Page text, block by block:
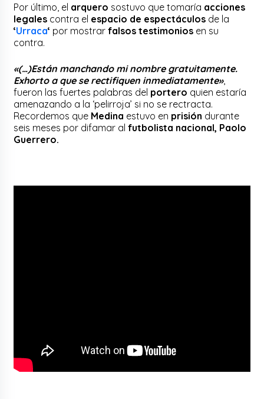
Por último, el arquero sostuvo que tomaría acciones
legales contra el espacio de espectáculos de la
‘Urraca‘ por mostrar falsos testimonios en su
contra.
«(…)Están manchando mi nombre gratuitamente.
Exhorto a que se rectifiquen inmediatamente»,
fueron las fuertes palabras del portero quien estaría
amenazando a la ‘pelirroja’ si no se rectracta.
Recordemos que Medina estuvo en prisión durante
seis meses por difamar al futbolista nacional, Paolo
Guerrero.